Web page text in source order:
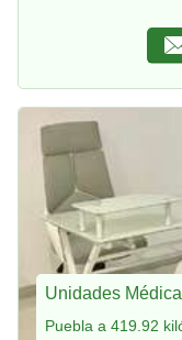
Unidades
Puebla a 419.92